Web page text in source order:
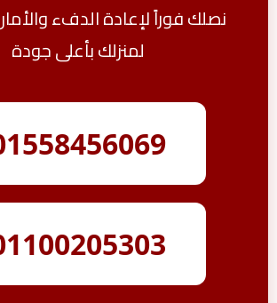
نصلك فوراً لإعادة الدفء
لمنزلك بأعلى جودة